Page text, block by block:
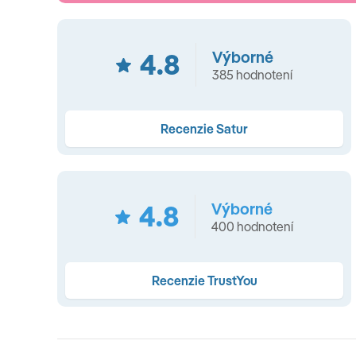
hod) • miestne alkoholické nápoje (11:00 do 24:00) v
Arabesque Restaurant (á la carte): 1x počas pobytu
: neskoré raňajky (10:00 - 11:00) • pizza
Panorama Bar : pizza (12:00 - 18:00) • miestne
r: miestne alkoholické a nealkoholické
: iba miestne nealkoholické nápoje (24/7)
262 izieb • recepcia 24/7 • WiFi vo verejných
4.8 Výborné
385 hodnotení
Recenzie Satur
4.8 Výborné
400 hodnotení
Recenzie TrustYou